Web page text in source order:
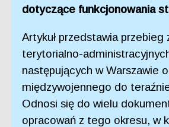
dotyczące funkcjonowania
Artykuł przedstawia przebieg
terytorialno-
następujących w Warszawie
międzywojennego do
Odnosi się do wielu
opracowań z tego okresu, w